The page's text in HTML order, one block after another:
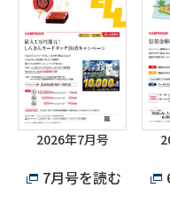
2026年7月号
7月号を読む